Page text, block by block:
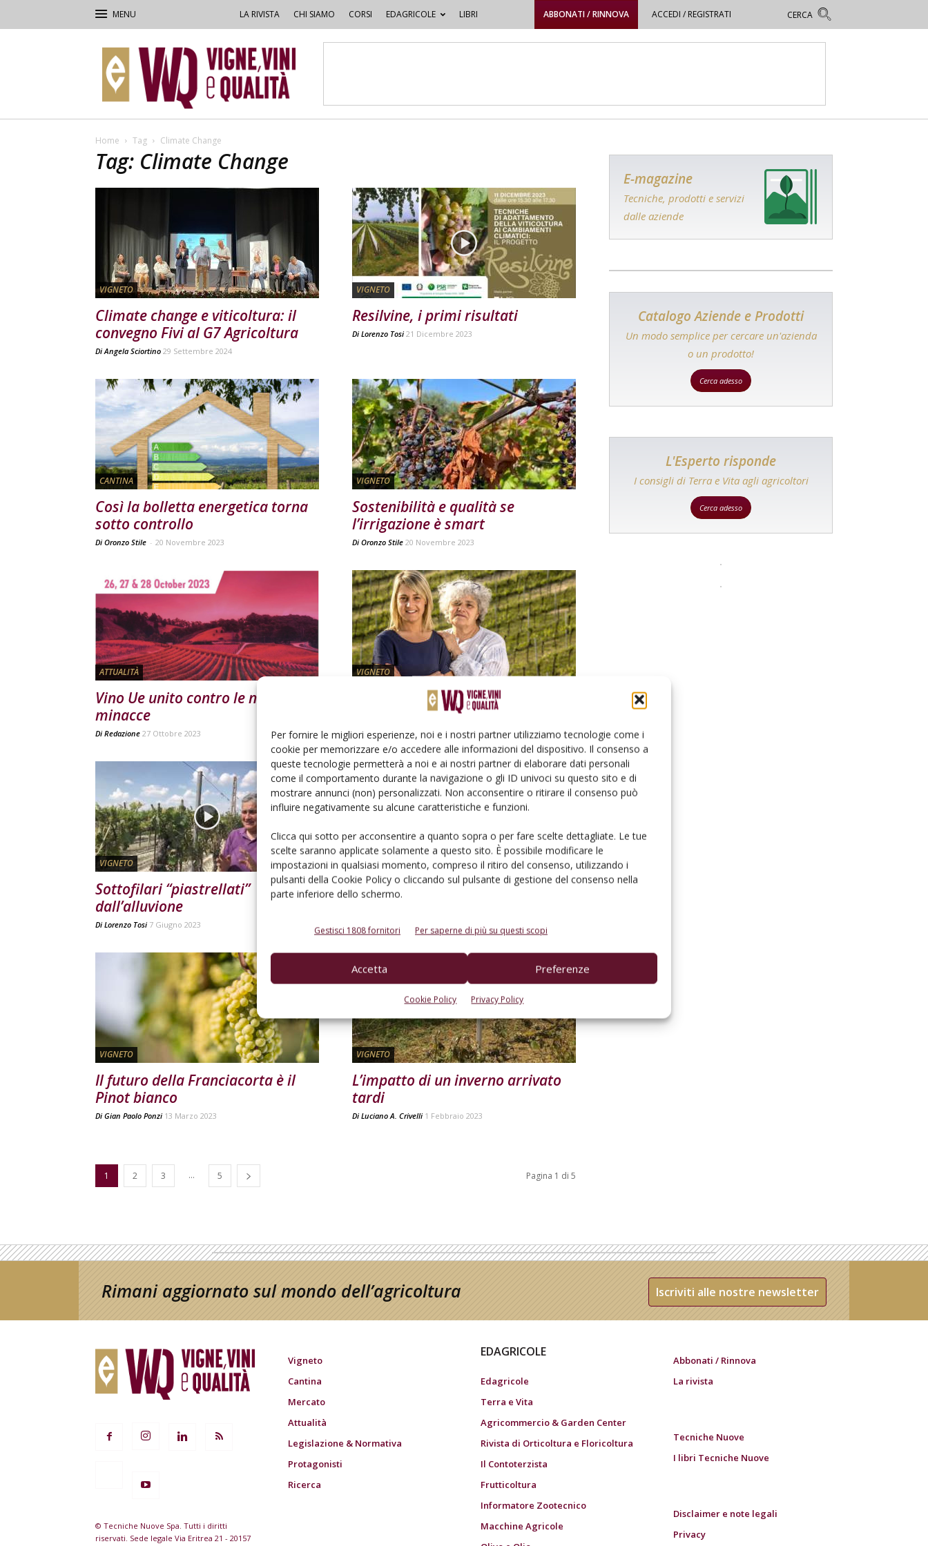
Per fornire le migliori esperienze, noi e i nostri partner utilizziamo tecnologie come i
cookie per memorizzare e/o accedere alle informazioni del dispositivo. Il consenso a
queste tecnologie permetterà a noi e ai nostri partner di elaborare dati personali
come il comportamento durante la navigazione o gli ID univoci su questo sito e di
mostrare annunci (non) personalizzati. Non acconsentire o ritirare il consenso può
influire negativamente su alcune caratteristiche e funzioni.
Clicca qui sotto per acconsentire a quanto sopra o per fare scelte dettagliate. Le tue
scelte saranno applicate solamente a questo sito. È possibile modificare le
impostazioni in qualsiasi momento, compreso il ritiro del consenso, utilizzando i
pulsanti della Cookie Policy o cliccando sul pulsante di gestione del consenso nella
parte inferiore dello schermo.
Gestisci 1808 fornitori Per saperne di più su questi scopi
Accetta Preferenze
Cookie Policy Privacy Policy
LA RIVISTA CHI SIAMO CORSI EDAGRICOLE LIBRI ABBONATI / RINNOVA ACCEDI / REGISTRATI
–
Vigne,
Vini
&
Home Tag Climate Change
Tag: Climate Change
VIGNETO
Climate change e viticoltura: il
convegno Fivi al G7 Agricoltura
DiAngela Sciortino 29 Settembre 2024
VIGNETO
Resilvine, i primi risultati
Di Lorenzo Tosi 21 Dicembre 2023
CANTINA
Così la bolletta energetica torna
sotto controllo
Di Oronzo Stile - 20 Novembre 2023
VIGNETO
Sostenibilità e qualità se
l’irrigazione è smart
Di Oronzo Stile 20 Novembre 2023
ATTUALITÀ
Vino Ue unito contro le nuove
minacce
Di Redazione 27 Ottobre 2023
VIGNETO
La tutela dell’impronta della terra
DiLorenzo Tosi 27 Settembre 2023
VIGNETO
Sottofilari “piastrellati”
dall’alluvione
Di Lorenzo Tosi 7 Giugno 2023
VIGNETO
Osmoprotettori e potassio contro
DiLorenzo Tosi Silverio Pachioli 7 Aprile 2023
VIGNETO
Il futuro della Franciacorta è il
Pinot bianco
Di Gian Paolo Ponzi 13 Marzo 2023
VIGNETO
L’impatto di un inverno arrivato
tardi
Di Luciano A. Crivelli 1 Febbraio 2023
1 2 3 ... 5 Pagina 1 di 5
E-magazine
Tecniche, prodotti e servizi
dalle aziende
Catalogo Aziende e Prodotti
Un modo semplice per cercare un'azienda
o un prodotto!
Cerca adesso
L'Esperto risponde
I consigli di Terra e Vita agli agricoltori
Cerca adesso
Rimani aggiornato sul mondo dell’agricoltura Iscriviti alle nostre newsletter
© Tecniche Nuove Spa. Tutti i diritti
riservati. Sede legale Via Eritrea 21 - 20157
Vigneto
Cantina
Mercato
Attualità
Legislazione & Normativa
Protagonisti
Ricerca
EDAGRICOLE
Edagricole
Terra e Vita
Agricommercio & Garden Center
Rivista di Orticoltura e Floricoltura
Il Contoterzista
Frutticoltura
Informatore Zootecnico
Macchine Agricole
Abbonati / Rinnova
La rivista
Tecniche Nuove
I libri Tecniche Nuove
Disclaimer e note legali
Privacy